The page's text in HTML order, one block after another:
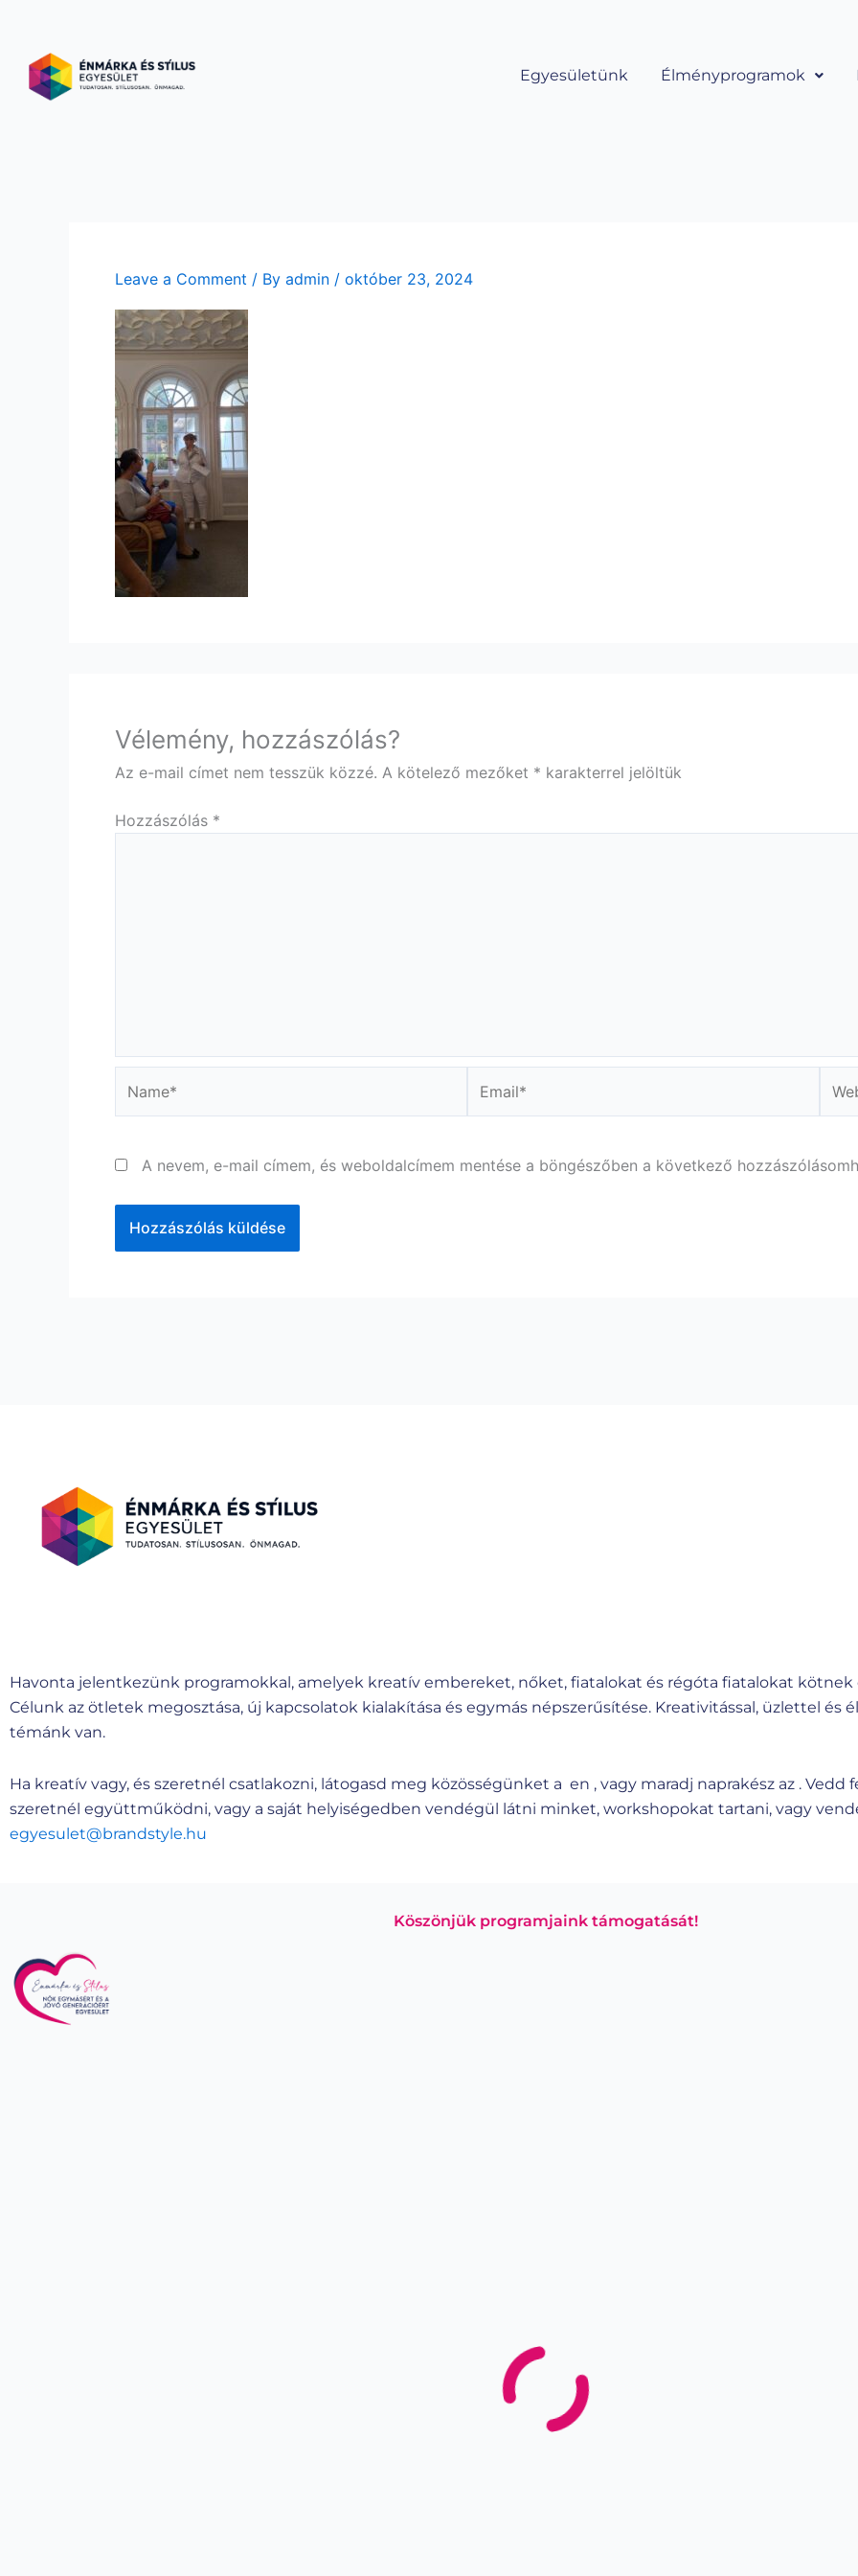
content
Egyesületünk Élményprogramok
Leave a Comment / By admin / október 23, 2024
Vélemény, hozzászólás?
Az e-mail címet nem tesszük közzé. A kötelező mezőket * karakterrel jelöltük
Hozzászólás *
A nevem, e-mail címem, és weboldalcímem mentése a böngészőben a következő
Havonta jelentkezünk programokkal, amelyek kreatív embereket, nőket, fiatalokat és régóta fiatalokat kötnek
Célunk az ötletek megosztása, új kapcsolatok kialakítása és egymás népszerűsítése. Kreativitással, üzlettel és
témánk van.
Ha kreatív vagy, és szeretnél csatlakozni, látogasd meg közösségünket a en , vagy maradj naprakész az . Vedd
szeretnél együttműködni, vagy a saját helyiségedben vendégül látni minket, workshopokat tartani, vagy
egyesulet@brandstyle.hu
Köszönjük programjaink támogatását!